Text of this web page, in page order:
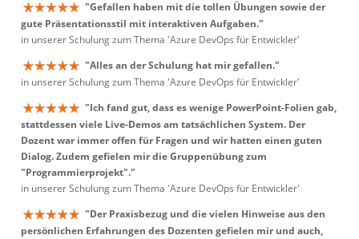
"Gefallen haben mit die tollen Übungen sowie der
gute Präsentationsstil mit interaktiven Aufgaben."
in unserer Schulung zum Thema 'Azure DevOps für Entwickler'
"Alles an der Schulung hat mir gefallen."
in unserer Schulung zum Thema 'Azure DevOps für Entwickler'
"Ich fand gut, dass es wenige PowerPoint-Folien gab,
stattdessen viele Live-Demos am tatsächlichen System. Der
Dozent war immer offen für Fragen und wir hatten einen guten
Dialog. Zudem gefielen mir die Gruppenübung zum
"Programmierprojekt"."
in unserer Schulung zum Thema 'Azure DevOps für Entwickler'
"Der Praxisbezug und die vielen Hinweise aus den
persönlichen Erfahrungen des Dozenten gefielen mir und auch,